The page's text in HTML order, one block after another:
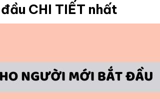
CHI TIẾT nhất